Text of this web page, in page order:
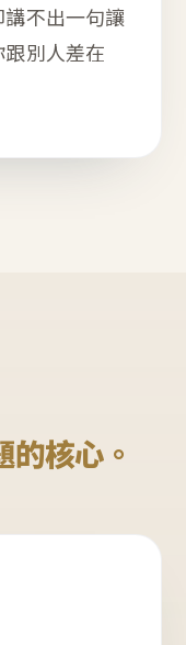
不出一句讓
別人差在
核心。